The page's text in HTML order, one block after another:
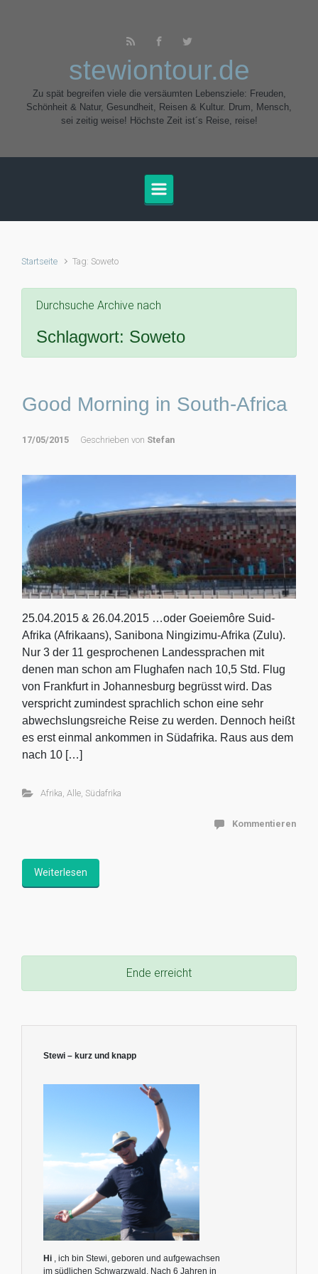
stewiontour.de
Zu spät begreifen viele die versäumten Lebensziele: Freuden,
Schönheit & Natur, Gesundheit, Reisen & Kultur. Drum, Mensch,
sei zeitig weise! Höchste Zeit ist´s Reise, reise!
Startseite Tag: Soweto
Durchsuche Archive nach
Schlagwort: Soweto
Good Morning in South-Africa
17/05/2015 Geschrieben von Stefan
25.04.2015 & 26.04.2015 …oder Goeiemôre Suid-
Afrika (Afrikaans), Sanibona Ningizimu-Afrika (Zulu).
Nur 3 der 11 gesprochenen Landessprachen mit
denen man schon am Flughafen nach 10,5 Std. Flug
von Frankfurt in Johannesburg begrüsst wird. Das
verspricht zumindest sprachlich schon eine sehr
abwechslungsreiche Reise zu werden. Dennoch heißt
es erst einmal ankommen in Südafrika. Raus aus dem
nach 10 […]
Afrika Alle, Südafrika
Kommentieren
Weiterlesen
Ende erreicht
Stewi – kurz und knapp
Hi , ich bin Stewi, geboren und aufgewachsen
im südlichen Schwarzwald. Nach 6 Jahren in